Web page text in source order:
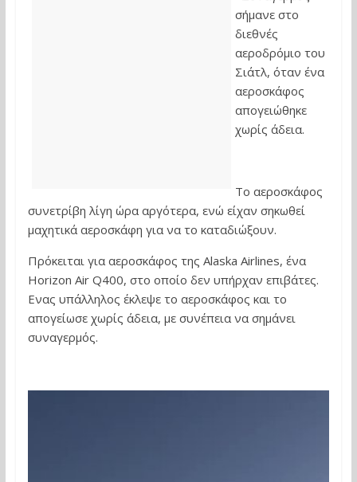
σήμανε στο
διεθνές
αεροδρόμιο του
Σιάτλ, όταν ένα
αεροσκάφος
απογειώθηκε
χωρίς άδεια.
Το αεροσκάφος
συνετρίβη λίγη ώρα αργότερα, ενώ είχαν σηκωθεί
μαχητικά αεροσκάφη για να το καταδιώξουν.
Πρόκειται για αεροσκάφος της Alaska Airlines, ένα
Horizon Air Q400, στο οποίο δεν υπήρχαν επιβάτες.
Ενας υπάλληλος έκλεψε το αεροσκάφος και το
απογείωσε χωρίς άδεια, με συνέπεια να σημάνει
συναγερμός.